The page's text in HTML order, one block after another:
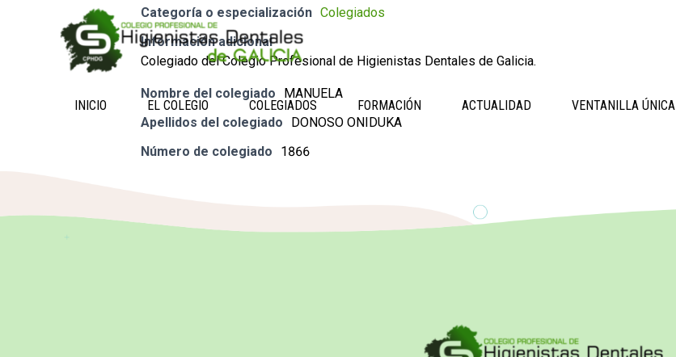
INICIO EL COLEGIO COLEGIADOS FORMACIÓN ACTUALIDAD VENTANILLA ÚNICA
Categoría o especialización Colegiados
Información adicional
Colegiado del Colegio Profesional de Higienistas Dentales de Galicia.
Nombre del colegiado
MANUELA
Apellidos del colegiado
DONOSO ONIDUKA
Número de colegiado
1866